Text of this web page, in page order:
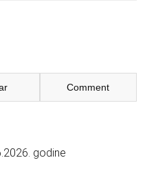
Comment
godine